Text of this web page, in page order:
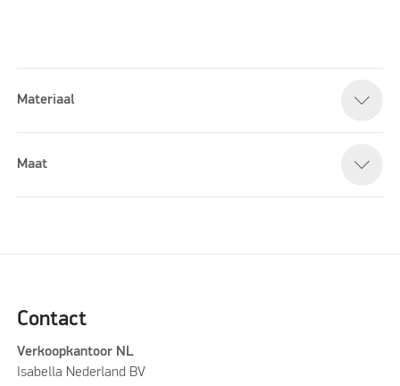
Please accept marketing cookies to watch this video
Materiaal
Maat
Contact
Verkoopkantoor NL
Isabella Nederland BV